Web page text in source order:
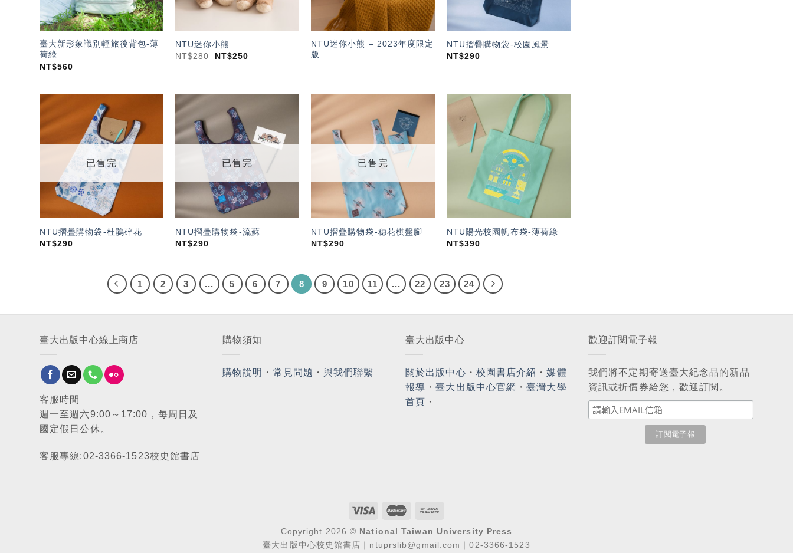
臺大新形象識別輕旅後背包-薄
荷綠
NT$560
NTU迷你小熊
NT$280 NT$250
NTU迷你小熊 – 2023年度限定
版
NTU摺疊購物袋-校園風景
NT$290
加入
「願
望輕
已售完
NTU摺疊購物袋-杜鵑碎花
NT$290
「願
望輕
已售完
NTU摺疊購物袋-流蘇
NT$290
加入
「願
望輕
單」
已售完
NTU摺疊購物袋-穗花棋盤腳
NT$290
加入
單」
NTU陽光校園帆布袋-薄荷綠
NT$390
1 2 3 ... 5 6 7 8 9 10 11 ... 22 23 24
臺大出版中心線上商店
客服時間
週一至週六9:00～17:00，每周日及
國定假日公休。
客服專線:02-3366-1523校史館書店
購物須知
購物說明 ・ 常見問題 ・與我們聯繫
臺大出版中心
關於出版中心 ・ 校園書店介紹 ・媒體
報導 ・臺大出版中心官網 ・臺灣大學
首頁 ・
歡迎訂閱電子報
我們將不定期寄送臺大紀念品的新品
資訊或折價券給您，歡迎訂閱。
Copyright 2026 © National Taiwan University Press
臺大出版中心校史館書店｜ntuprslib@gmail.com｜02-3366-1523